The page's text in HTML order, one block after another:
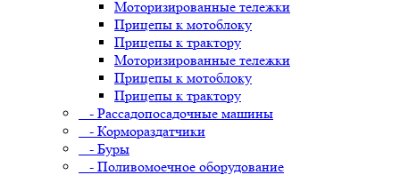
Моторизированные тележки
Прицепы к мотоблоку
Прицепы к трактору
Моторизированные тележки
Прицепы к мотоблоку
Прицепы к трактору
- Рассадопосадочные машины
- Кормораздатчики
- Буры
- Поливомоечное оборудование